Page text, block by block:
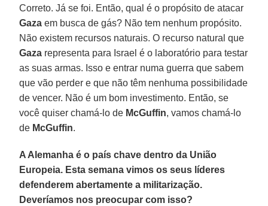
Correto. Já se foi. Então, qual é o propósito de atacar
Gaza em busca de gás? Não tem nenhum propósito.
Não existem recursos naturais. O recurso natural que
Gaza representa para Israel é o laboratório para testar
as suas armas. Isso e entrar numa guerra que sabem
que vão perder e que não têm nenhuma possibilidade
de vencer. Não é um bom investimento. Então, se
você quiser chamá-lo de McGuffin, vamos chamá-lo
de McGuffin.
A Alemanha é o país chave dentro da União
Europeia. Esta semana vimos os seus líderes
defenderem abertamente a militarização.
Deveríamos nos preocupar com isso?